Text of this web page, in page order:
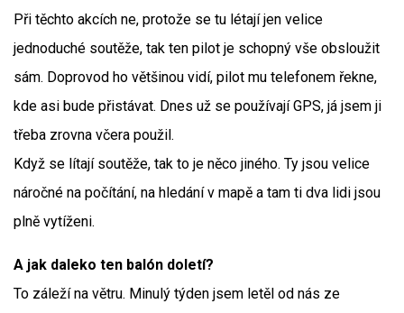
Při těchto akcích ne, protože se tu létají jen velice
jednoduché soutěže, tak ten pilot je schopný vše obsloužit
sám. Doprovod ho většinou vidí, pilot mu telefonem řekne,
kde asi bude přistávat. Dnes už se používají GPS, já jsem ji
třeba zrovna včera použil.
Když se lítají soutěže, tak to je něco jiného. Ty jsou velice
náročné na počítání, na hledání v mapě a tam ti dva lidi jsou
plně vytíženi.
A jak daleko ten balón doletí?
To záleží na větru. Minulý týden jsem letěl od nás ze